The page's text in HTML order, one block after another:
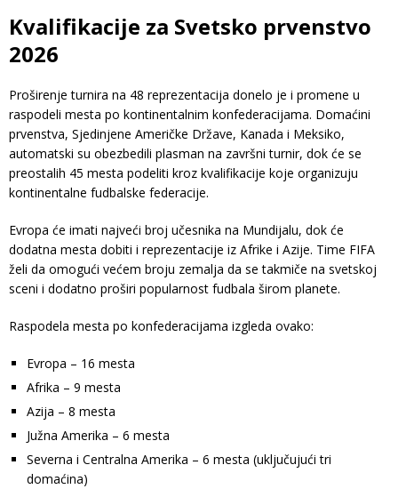
Kvalifikacije za Svetsko prvenstvo
2026
Proširenje turnira na 48 reprezentacija donelo je i promene u
raspodeli mesta po kontinentalnim konfederacijama. Domaćini
prvenstva, Sjedinjene Američke Države, Kanada i Meksiko,
automatski su obezbedili plasman na završni turnir, dok će se
preostalih 45 mesta podeliti kroz kvalifikacije koje organizuju
kontinentalne fudbalske federacije.
Evropa će imati najveći broj učesnika na Mundijalu, dok će
dodatna mesta dobiti i reprezentacije iz Afrike i Azije. Time FIFA
želi da omogući većem broju zemalja da se takmiče na svetskoj
sceni i dodatno proširi popularnost fudbala širom planete.
Raspodela mesta po konfederacijama izgleda ovako:
Evropa – 16 mesta
Afrika – 9 mesta
Azija – 8 mesta
Južna Amerika – 6 mesta
Severna i Centralna Amerika – 6 mesta (uključujući tri
domaćina)